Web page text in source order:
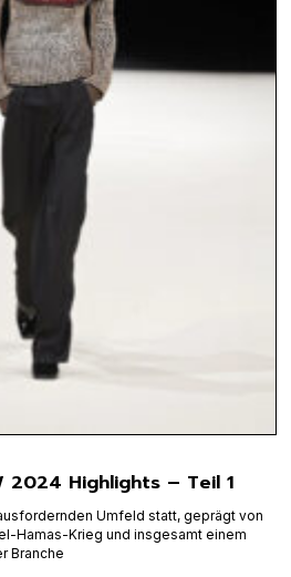
2024 Highlights – Teil 1
Umfeld statt, geprägt von
Hamas-Krieg und insgesamt einem
Branche